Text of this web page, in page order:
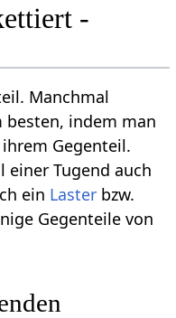
-
Manchmal
besten, indem man
Gegenteil.
einer Tugend auch
ein Laster bzw.
Gegenteile von